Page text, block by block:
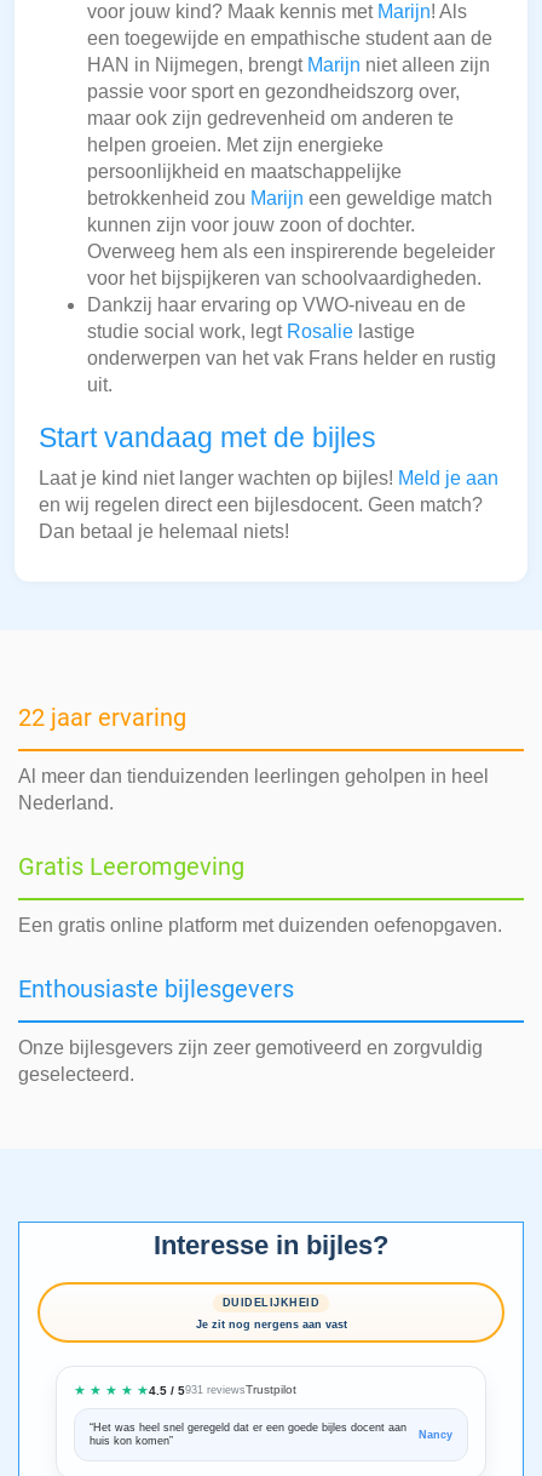
voor jouw kind? Maak kennis met Marijn! Als
een toegewijde en empathische student aan de
HAN in Nijmegen, brengt Marijn niet alleen zijn
passie voor sport en gezondheidszorg over,
maar ook zijn gedrevenheid om anderen te
helpen groeien. Met zijn energieke
persoonlijkheid en maatschappelijke
betrokkenheid zou Marijn een geweldige match
kunnen zijn voor jouw zoon of dochter.
Overweeg hem als een inspirerende begeleider
voor het bijspijkeren van schoolvaardigheden.
Dankzij haar ervaring op VWO-niveau en de
studie social work, legt Rosalie lastige
onderwerpen van het vak Frans helder en rustig
uit.
Start vandaag met de bijles
Laat je kind niet langer wachten op bijles! Meld je aan
en wij regelen direct een bijlesdocent. Geen match?
Dan betaal je helemaal niets!
22 jaar ervaring
Al meer dan tienduizenden leerlingen geholpen in heel
Nederland.
Gratis Leeromgeving
Een gratis online platform met duizenden oefenopgaven.
Enthousiaste bijlesgevers
Onze bijlesgevers zijn zeer gemotiveerd en zorgvuldig
geselecteerd.
Interesse in bijles?
DUIDELIJKHEID
Je zit nog nergens aan vast
★ ★ ★ ★ ★4.5 / 5931 reviewsTrustpilot
“Het was heel snel geregeld dat er een goede bijles docent aan
huis kon komen”
Nancy